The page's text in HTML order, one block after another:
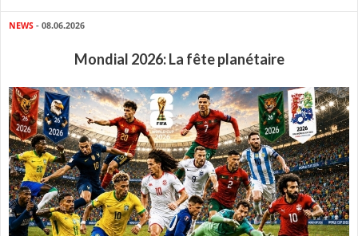
NEWS - 08.06.2026
Mondial 2026: La fête planétaire